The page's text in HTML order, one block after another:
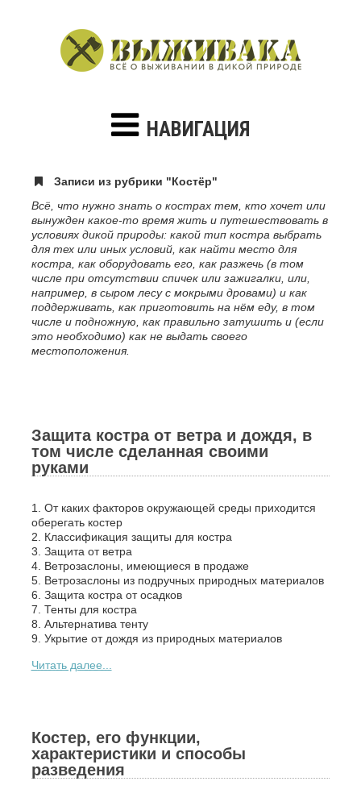
НАВИГАЦИЯ
Записи из рубрики "Костёр"
Всё, что нужно знать о кострах тем, кто хочет или
вынужден какое-то время жить и путешествовать в
условиях дикой природы: какой тип костра выбрать
для тех или иных условий, как найти место для
костра, как оборудовать его, как разжечь (в том
числе при отсутствии спичек или зажигалки, или,
например, в сыром лесу с мокрыми дровами) и как
поддерживать, как приготовить на нём еду, в том
числе и подножную, как правильно затушить и (если
это необходимо) как не выдать своего
местоположения.
Защита костра от ветра и дождя, в
том числе сделанная своими
руками
1. От каких факторов окружающей среды приходится
оберегать костер
2. Классификация защиты для костра
3. Защита от ветра
4. Ветрозаслоны, имеющиеся в продаже
5. Ветрозаслоны из подручных природных материалов
6. Защита костра от осадков
7. Тенты для костра
8. Альтернатива тенту
9. Укрытие от дождя из природных материалов
Читать далее...
Костер, его функции,
характеристики и способы
разведения